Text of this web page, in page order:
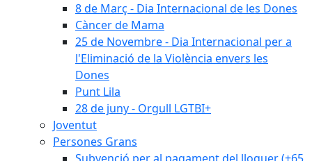
8 de Març - Dia Internacional de les Dones
Càncer de Mama
25 de Novembre - Dia Internacional per a
l'Eliminació de la Violència envers les
Dones
Punt Lila
28 de juny - Orgull LGTBI+
Joventut
Persones Grans